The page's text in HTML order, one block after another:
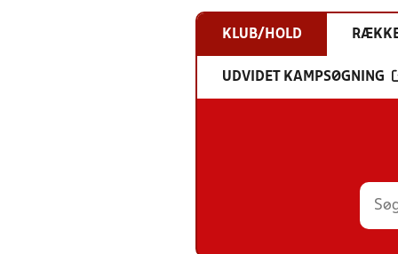
KLUB/HOLD
UDVIDET KAMPSØGNING